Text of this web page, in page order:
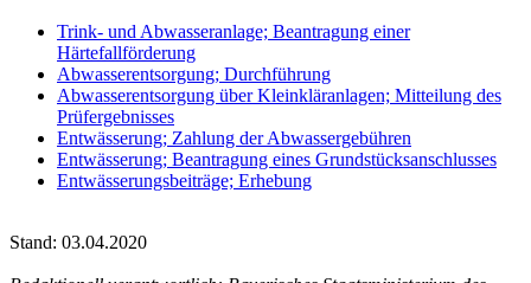
Trink- und Abwasseranlage; Beantragung einer
Härtefallförderung
Abwasserentsorgung; Durchführung
Abwasserentsorgung über Kleinkläranlagen; Mitteilung des
Prüfergebnisses
Entwässerung; Zahlung der Abwassergebühren
Entwässerung; Beantragung eines Grundstücksanschlusses
Entwässerungsbeiträge; Erhebung
Stand: 03.04.2020